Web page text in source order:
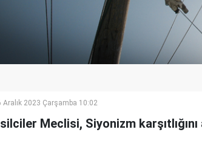
Aralık 2023 Çarşamba 10:02
Meclisi, Siyonizm